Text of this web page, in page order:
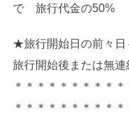
で 旅行代金の50%
★旅行開始日の前々日
旅行開始後または無
＊＊＊＊＊＊＊＊＊
＊＊＊＊＊＊＊＊＊＊